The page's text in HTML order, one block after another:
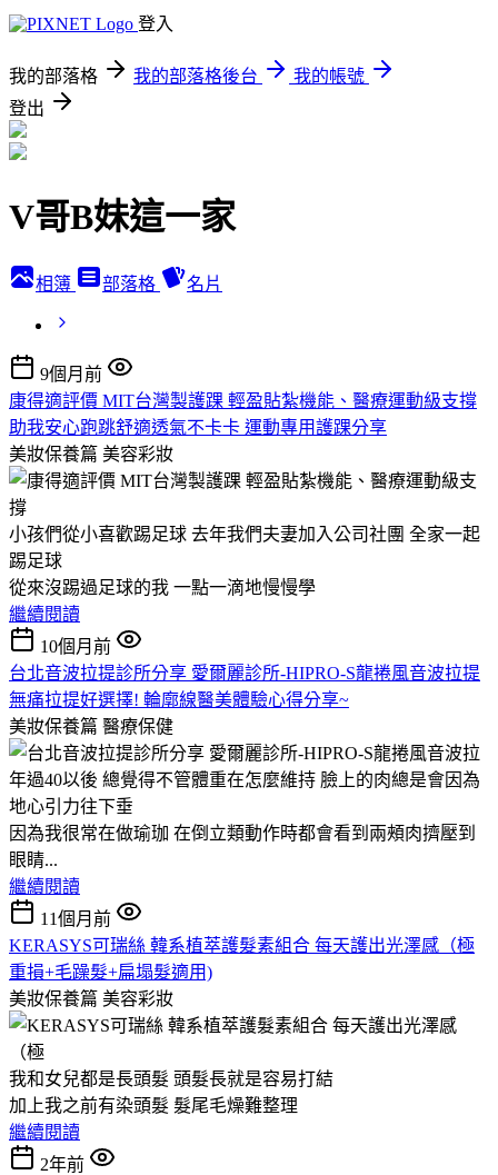
登入
我的部落格 我的部落格後台
我的帳號
登出
V哥B妹這一家
相簿 部落格 名片
9個月前
康得適評價 MIT台灣製護踝 輕盈貼紮機能、醫療運動級支撐
助我安心跑跳舒適透氣不卡卡 運動專用護踝分享
美妝保養篇 美容彩妝
小孩們從小喜歡踢足球 去年我們夫妻加入公司社團 全家一起
踢足球
從來沒踢過足球的我 一點一滴地慢慢學
繼續閱讀
10個月前
台北音波拉提診所分享 愛爾麗診所-HIPRO-S龍捲風音波拉提
無痛拉提好選擇! 輪廓線醫美體驗心得分享~
美妝保養篇 醫療保健
年過40以後 總覺得不管體重在怎麼維持 臉上的肉總是會因為
地心引力往下垂
因為我很常在做瑜珈 在倒立類動作時都會看到兩頰肉擠壓到
眼睛...
繼續閱讀
11個月前
KERASYS可瑞絲 韓系植萃護髮素組合 每天護出光澤感（極
重損+毛躁髮+扁塌髮適用)
美妝保養篇 美容彩妝
我和女兒都是長頭髮 頭髮長就是容易打結
加上我之前有染頭髮 髮尾毛燥難整理
繼續閱讀
2年前